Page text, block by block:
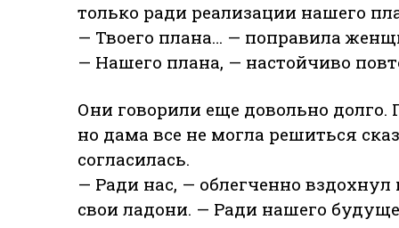
только ради реализации нашего
— Твоего плана… — поправила
— Нашего плана, — настойчиво
Они говорили еще довольно
но дама все не могла решиться
согласилась.
— Ради нас, — облегченно
свои ладони. — Ради нашего